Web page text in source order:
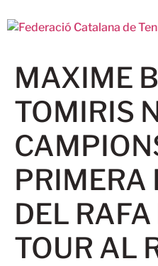
MAXIME
TOMIRIS
PRIMERA
DEL
TOUR AL